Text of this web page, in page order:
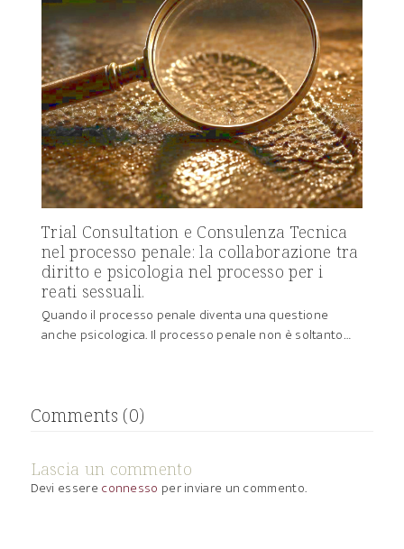
Trial Consultation e Consulenza Tecnica
nel processo penale: la collaborazione tra
diritto e psicologia nel processo per i
reati sessuali.
Quando il processo penale diventa una questione
anche psicologica. Il processo penale non è soltanto…
Comments (0)
Lascia un commento
Devi essere connesso per inviare un commento.